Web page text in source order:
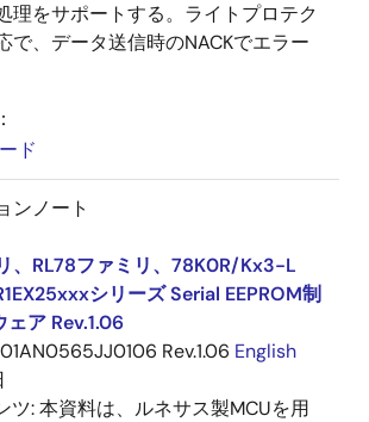
理をサポートする。ライトプロテク
で、データ送信時のNACKでエラー
ド
ンノート
、RL78ファミリ、78K0R/Kx3-L
シリーズ Serial EEPROM制
ェア Rev.1.06
Rev.1.06 English
ツ:本資料は、ルネサス製MCUを用